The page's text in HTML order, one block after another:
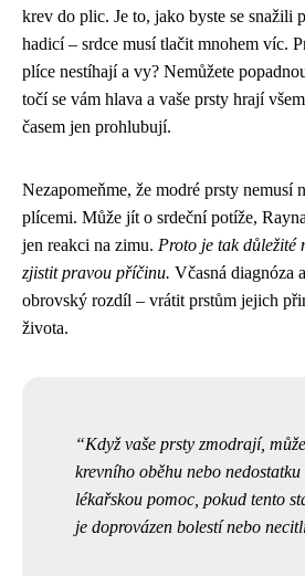
krev do plic. Je to, jako byste se snažili
hadicí – srdce musí tlačit mnohem víc.
plíce nestíhají a vy? Nemůžete
točí se vám hlava a vaše prsty hrají
časem jen prohlubují.
Nezapomeňme, že modré prsty nemusí
plícemi. Může jít o srdeční potíže,
jen reakci na zimu. Proto je tak důležité
zjistit pravou příčinu. Včasná diagnóza
obrovský rozdíl – vrátit prstům jejich
života.
Když vaše prsty zmodrají,
krevního oběhu nebo
lékařskou pomoc, pokud tento
je doprovázen bolestí nebo